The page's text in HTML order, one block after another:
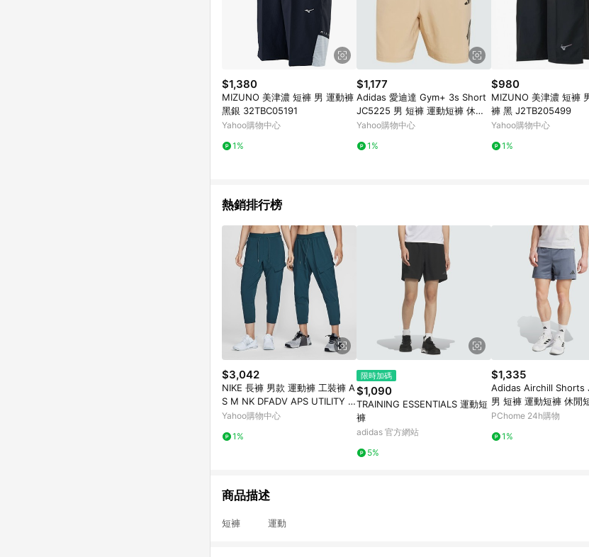
$1,380
MIZUNO 美津濃 短褲 男 運動褲
黑銀 32TBC05191
Yahoo購物中心
1%
$1,177
Adidas 愛迪達 Gym+ 3s Short
JC5225 男 短褲 運動短褲 休閒
短褲 淺棕 吸濕排汗
Yahoo購物中心
1%
$980
MIZUNO 美津濃 短褲
褲 黑 J2TB205499
Yahoo購物中心
1%
熱銷排行榜
$3,042
NIKE 長褲 男款 運動褲 工裝褲 A
S M NK DFADV APS UTILITY P
ANT 藍綠 FV8693-478
Yahoo購物中心
1%
限時加碼
$1,090
TRAINING ESSENTIALS 運動短
褲
adidas 官方網站
5%
$1,335
Adidas Airchill Shorts
男 短褲 運動短褲 休閒
排汗 灰 藍 亞版
PChome 24h購物
1%
商品描述
短褲 運動